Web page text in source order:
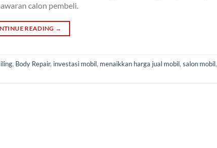
calon pembeli.
READING →
, Body Repair, investasi mobil, menaikkan harga jual mobil, salon mobil,